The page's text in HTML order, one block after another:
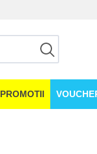
PROMOTII